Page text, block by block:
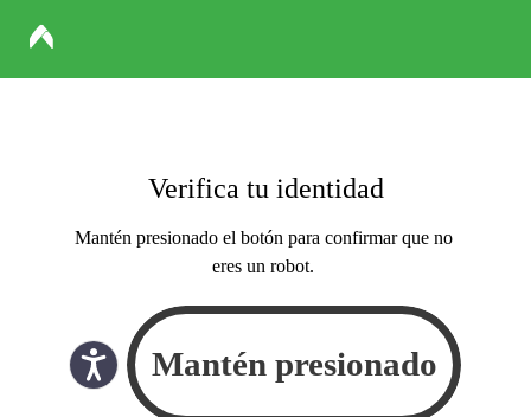
Verifica tu identidad
Mantén presionado el botón para confirmar que no
eres un robot.